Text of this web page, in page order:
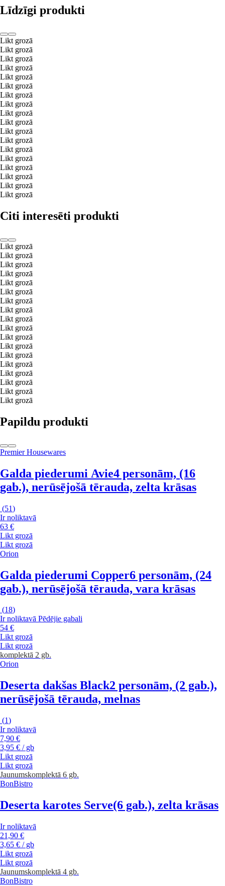
Līdzīgi produkti
Likt grozā
Likt grozā
Likt grozā
Likt grozā
Likt grozā
Likt grozā
Likt grozā
Likt grozā
Likt grozā
Likt grozā
Likt grozā
Likt grozā
Likt grozā
Likt grozā
Likt grozā
Likt grozā
Likt grozā
Likt grozā
Citi interesēti produkti
Likt grozā
Likt grozā
Likt grozā
Likt grozā
Likt grozā
Likt grozā
Likt grozā
Likt grozā
Likt grozā
Likt grozā
Likt grozā
Likt grozā
Likt grozā
Likt grozā
Likt grozā
Likt grozā
Likt grozā
Likt grozā
Papildu produkti
Premier Housewares
Galda piederumi Avie4 personām, (16
gab.), nerūsējošā tērauda, zelta krāsas
(51)
Ir noliktavā
63 €
Likt grozā
Likt grozā
Orion
Galda piederumi Copper6 personām, (24
gab.), nerūsējošā tērauda, vara krāsas
(18)
Ir noliktavā Pēdējie gabali
54 €
Likt grozā
Likt grozā
komplektā 2 gb.
Orion
Deserta dakšas Black2 personām, (2 gab.),
nerūsējošā tērauda, melnas
(1)
Ir noliktavā
7,90 €
3,95 € / gb
Likt grozā
Likt grozā
Jaunumskomplektā 6 gb.
BonBistro
Deserta karotes Serve(6 gab.), zelta krāsas
Ir noliktavā
21,90 €
3,65 € / gb
Likt grozā
Likt grozā
Jaunumskomplektā 4 gb.
BonBistro